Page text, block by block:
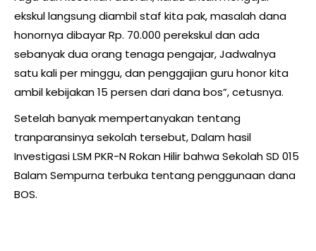
ekskul langsung diambil staf kita pak, masalah dana
honornya dibayar Rp. 70.000 perekskul dan ada
sebanyak dua orang tenaga pengajar, Jadwalnya
satu kali per minggu, dan penggajian guru honor kita
ambil kebijakan 15 persen dari dana bos”, cetusnya.
Setelah banyak mempertanyakan tentang
tranparansinya sekolah tersebut, Dalam hasil
Investigasi LSM PKR-N Rokan Hilir bahwa Sekolah SD 015
Balam Sempurna terbuka tentang penggunaan dana
BOS.